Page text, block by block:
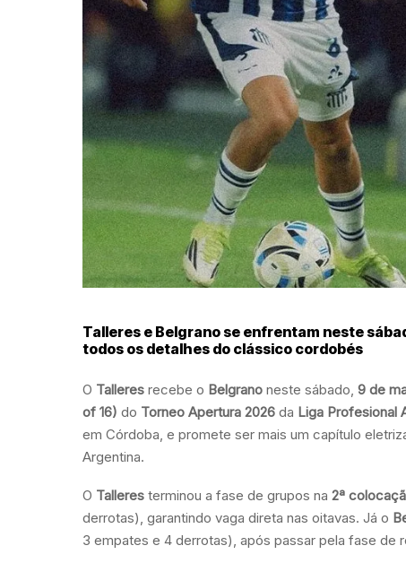
Talleres e Belgrano se enfrentam neste
todos os detalhes do clássico cordobés
O Talleres recebe o Belgrano neste sábado, 9 de
of 16) do Torneo Apertura 2026 da Liga Profesional
em Córdoba, e promete ser mais um capítulo
Argentina.
O Talleres terminou a fase de grupos na 2ª
derrotas), garantindo vaga direta nas oitavas. Já o
3 empates e 4 derrotas), após passar pela fase de